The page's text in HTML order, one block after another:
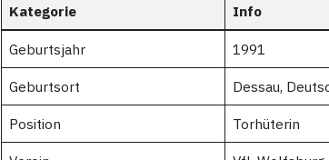
Kategorie Info
Geburtsjahr 1991
Geburtsort Dessau,
Position Torhüterin